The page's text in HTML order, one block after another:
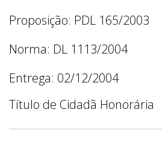
Proposição: PDL 165/2003
Norma: DL 1113/2004
Entrega: 02/12/2004
Título de Cidadã Honorária